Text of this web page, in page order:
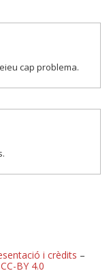
cap problema.
i crèdits –
BY 4.0